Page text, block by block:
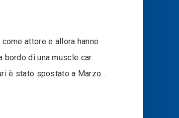
attore e allora hanno
bordo di una muscle car
è stato spostato a Marzo…